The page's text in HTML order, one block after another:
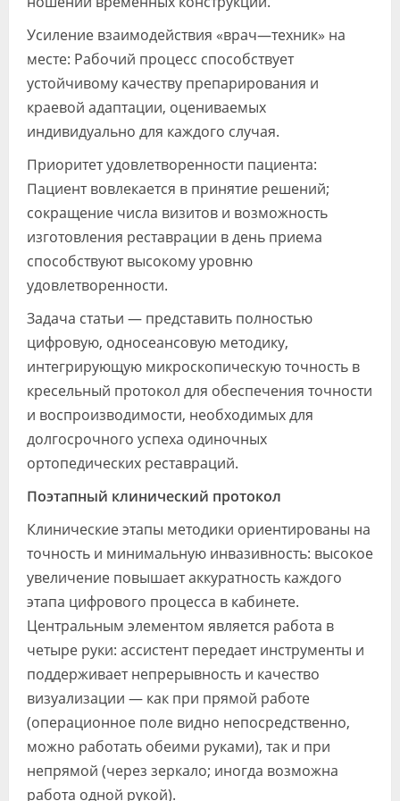
Усиление взаимодействия «врач—техник» на
месте: Рабочий процесс способствует
устойчивому качеству препарирования и
краевой адаптации, оцениваемых
индивидуально для каждого случая.
Приоритет удовлетворенности пациента:
Пациент вовлекается в принятие решений;
сокращение числа визитов и возможность
изготовления реставрации в день приема
способствуют высокому уровню
удовлетворенности.
Задача статьи — представить полностью
цифровую, односеансовую методику,
интегрирующую микроскопическую точность в
кресельный протокол для обеспечения точности
и воспроизводимости, необходимых для
долгосрочного успеха одиночных
ортопедических реставраций.
Поэтапный клинический протокол
Клинические этапы методики ориентированы на
точность и минимальную инвазивность: высокое
увеличение повышает аккуратность каждого
этапа цифрового процесса в кабинете.
Центральным элементом является работа в
четыре руки: ассистент передает инструменты и
поддерживает непрерывность и качество
визуализации — как при прямой работе
(операционное поле видно непосредственно,
можно работать обеими руками), так и при
непрямой (через зеркало; иногда возможна
работа одной рукой).